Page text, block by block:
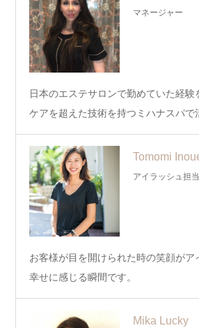
マネージャー
日本のエステサロンで勤めていた経験
ケアを超えた技術を持つミハナスパで
Tomomi
アイラッシュ担
お客様が目を開けられた時の笑顔がア
幸せに感じる瞬間です。
Mika Lucky